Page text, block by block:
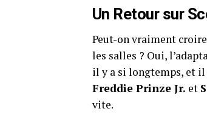
Un Retour sur
Peut-on vraiment
les salles ? Oui,
il y a si longtemps, et il
Freddie Prinze Jr. et
vite.